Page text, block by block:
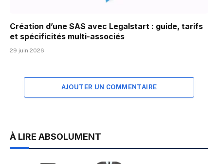
Création d’une SAS avec Legalstart : guide, tarifs
et spécificités multi-associés
29 juin 2026
AJOUTER UN COMMENTAIRE
À LIRE ABSOLUMENT